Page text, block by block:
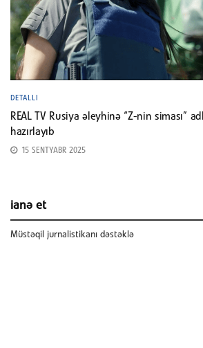
DETALLI
REAL TV Rusiya əleyhinə “Z-nin siması”
hazırlayıb
15 SENTYABR 2025
ianə et
Müstəqil jurnalistikanı dəstəklə